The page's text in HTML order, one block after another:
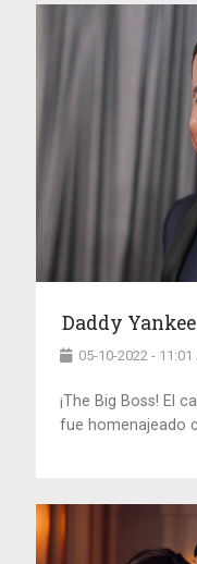
Daddy
05-10-2022 - 11:01
¡The Big Boss! El
fue homenajeado